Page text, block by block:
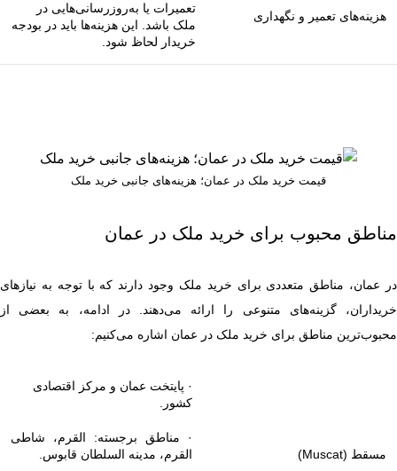
هزینه‌های تعمیر و نگهداری
تعمیرات یا به‌روزرسانی‌هایی در
ملک باشد. این هزینه‌ها باید در بودجه
خریدار لحاظ شود.
قیمت خرید ملک در عمان؛ هزینه‌های جانبی خرید ملک
مناطق محبوب برای خرید ملک در عمان
در عمان، مناطق متعددی برای خرید ملک وجود دارند که با توجه به نیازهای
خریداران، گزینه‌های متنوعی را ارائه می‌دهند. در ادامه، به بعضی از
محبوب‌ترین مناطق برای خرید ملک در عمان اشاره می‌کنیم:
مسقط (Muscat)
· پایتخت عمان و مرکز اقتصادی
کشور.
· مناطق برجسته: القرم، شاطی
القرم، مدینه السلطان قابوس.